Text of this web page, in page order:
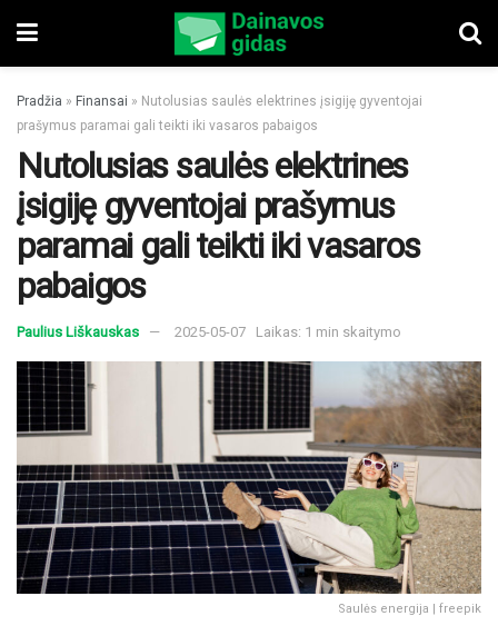
Pradžia » Finansai » Nutolusias saulės elektrines įsigiję gyventojai
prašymus paramai gali teikti iki vasaros pabaigos
Nutolusias saulės elektrines
įsigiję gyventojai prašymus
paramai gali teikti iki vasaros
pabaigos
Paulius Liškauskas 2025-05-07 Laikas: 1 min skaitymo
Saulės energija | freepik